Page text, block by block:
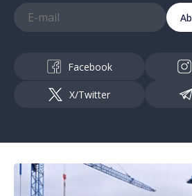
Facebook
X/Twitter